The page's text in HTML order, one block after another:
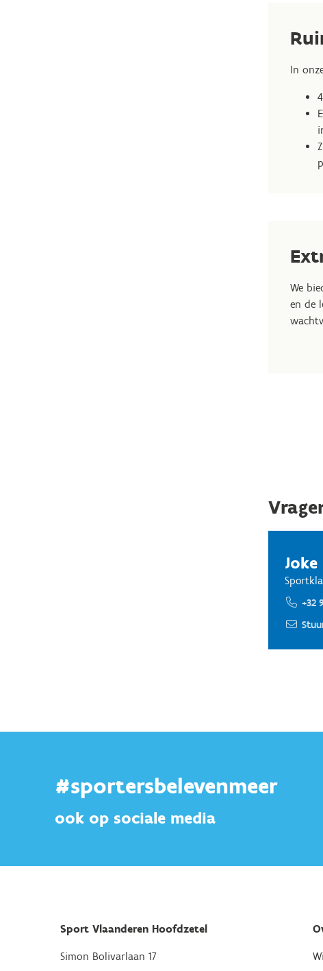
In
We
en de
+32
#sportersbelevenmeer
ook op sociale media
Sport Vlaanderen Hoofdzetel
Simon Bolivarlaan 17